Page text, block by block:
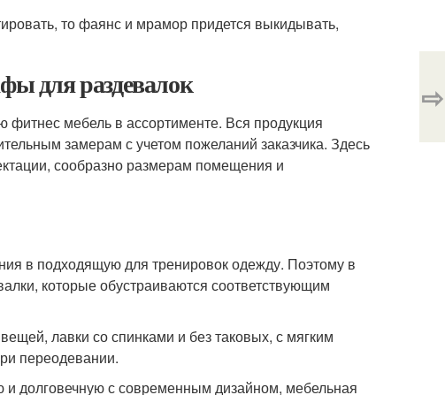
то фаянс и мрамор придется выкидывать,
для раздевалок
мебель в ассортименте. Вся продукция
замерам с учетом пожеланий заказчика. Здесь
сообразно размерам помещения и
в подходящую для тренировок одежду. Поэтому в
которые обустраиваются соответствующим
лавки со спинками и без таковых, с мягким
переодевании.
долговечную с современным дизайном, мебельная
⇨